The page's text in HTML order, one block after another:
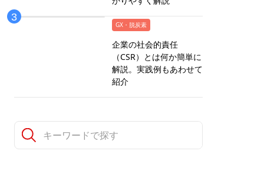
GX・脱炭素
企業の社会的責任
（CSR）とは何か簡単に
解説。実践例もあわせて
紹介